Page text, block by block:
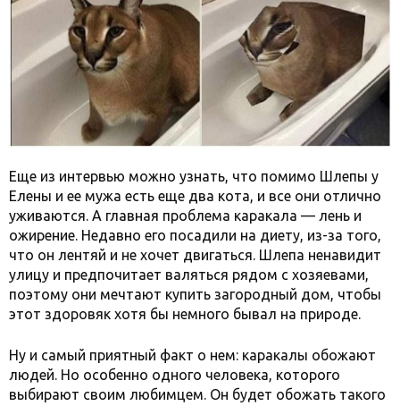
Еще из интервью можно узнать, что помимо Шлепы у
Елены и ее мужа есть еще два кота, и все они отлично
уживаются. А главная проблема каракала — лень и
ожирение. Недавно его посадили на диету, из-за того,
что он лентяй и не хочет двигаться. Шлепа ненавидит
улицу и предпочитает валяться рядом с хозяевами,
поэтому они мечтают купить загородный дом, чтобы
этот здоровяк хотя бы немного бывал на природе.
Ну и самый приятный факт о нем: каракалы обожают
людей. Но особенно одного человека, которого
выбирают своим любимцем. Он будет обожать такого